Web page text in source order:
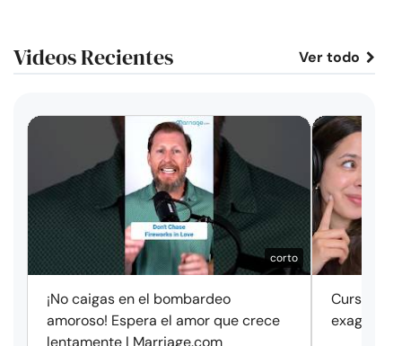
Videos Recientes Ver todo
corto
¡No caigas en el bombardeo
amoroso! Espera el amor que crece
lentamente | Marriage.com
Cursos